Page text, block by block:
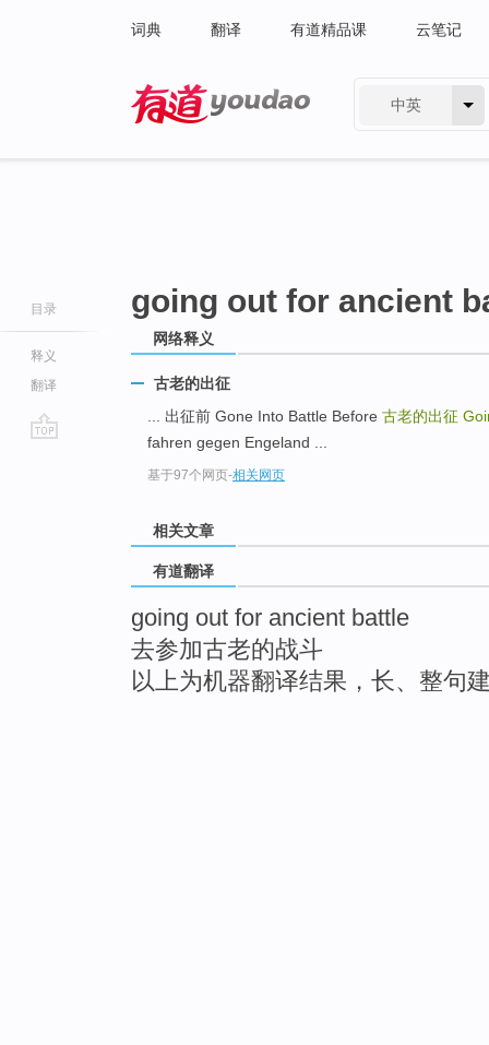
词典 翻译 有道精品课 云笔记
中英
目录
释义
翻译
going out for ancient
网络释义
古老的出征
... 出征前 Gone Into Battle Before 古老的出征
fahren gegen Engeland ...
基于97个网页-相关网页
相关文章
有道翻译
going out for ancient battle
去参加古老的战斗
以上为机器翻译结果，长、整句